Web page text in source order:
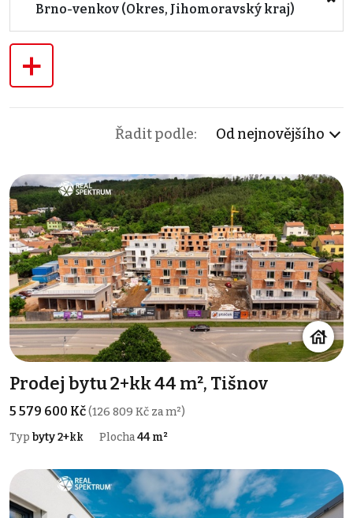
Brno-venkov (Okres, Jihomoravský kraj)
+
Řadit podle: Od nejnovějšího
Prodej bytu 2+kk 44 m², Tišnov
5 579 600 Kč(126 809 Kč za m²)
Typ byty 2+kk Plocha44 m²